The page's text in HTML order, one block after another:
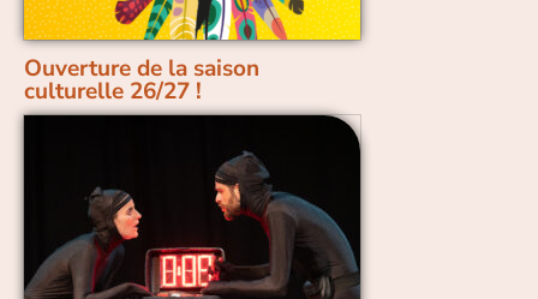
Ouverture de la saison
culturelle 26/27 !